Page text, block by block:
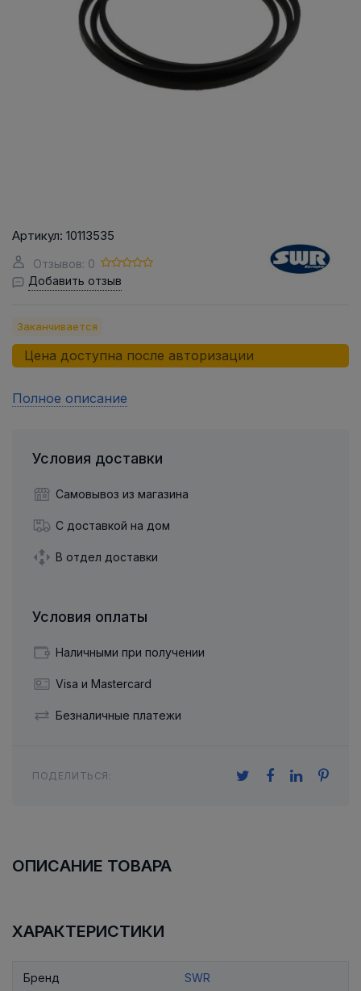
Артикул: 10113535
Отзывов: 0
Добавить отзыв
Заканчивается
Цена доступна после авторизации
Полное описание
Условия доставки
Самовывоз из магазина
С доставкой на дом
В отдел доставки
Условия оплаты
Наличными при получении
Visa и Mastercard
Безналичные платежи
ПОДЕЛИТЬСЯ:
ОПИСАНИЕ ТОВАРА
ХАРАКТЕРИСТИКИ
Бренд SWR